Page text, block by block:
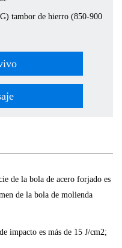
tambor de hierro (850-900
de la bola de acero forjado es
de la bola de molienda
impacto es más de 15 J/cm2;